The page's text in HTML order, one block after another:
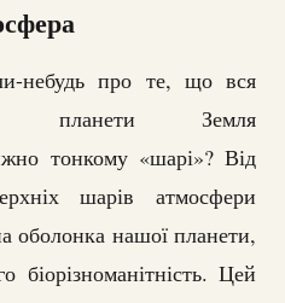
небудь про те, що вся
планети Земля
тонкому «шарі»? Від
шарів атмосфери
оболонка нашої планети,
біорізноманітність. Цей